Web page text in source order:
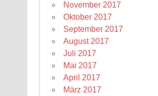
November 2017
Oktober 2017
September 2017
August 2017
Juli 2017
Mai 2017
April 2017
März 2017